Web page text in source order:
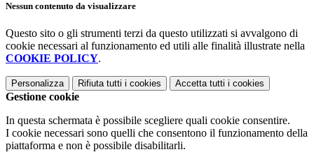
Nessun contenuto da visualizzare
Questo sito o gli strumenti terzi da questo utilizzati si avvalgono di
cookie necessari al funzionamento ed utili alle finalità illustrate nella
COOKIE POLICY.
Personalizza Rifiuta tutti i cookies Accetta tutti i cookies
Gestione cookie
In questa schermata è possibile scegliere quali cookie consentire.
I cookie necessari sono quelli che consentono il funzionamento della
piattaforma e non è possibile disabilitarli.